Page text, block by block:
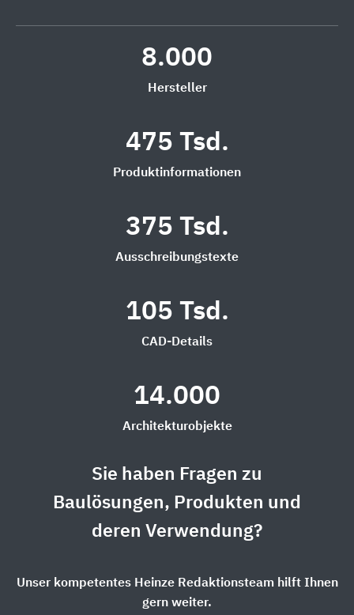
8.000
Hersteller
475 Tsd.
Produktinformationen
375 Tsd.
Ausschreibungstexte
105 Tsd.
CAD-Details
14.000
Architekturobjekte
Sie haben Fragen zu
Baulösungen, Produkten und
deren Verwendung?
Unser kompetentes Heinze Redaktionsteam hilft Ihnen
gern weiter.